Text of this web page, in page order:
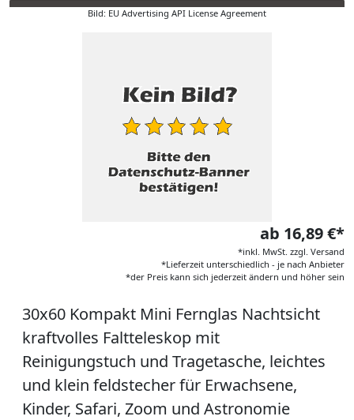
Bild: EU Advertising API License Agreement
ab 16,89 €*
*inkl. MwSt. zzgl. Versand
*Lieferzeit unterschiedlich - je nach Anbieter
*der Preis kann sich jederzeit ändern und höher sein
30x60 Kompakt Mini Fernglas Nachtsicht
kraftvolles Faltteleskop mit
Reinigungstuch und Tragetasche, leichtes
und klein feldstecher für Erwachsene,
Kinder, Safari, Zoom und Astronomie